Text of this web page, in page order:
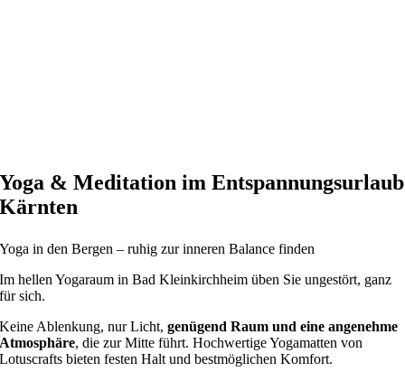
Yoga & Meditation im Entspannungsurlaub
Kärnten
Yoga in den Bergen – ruhig zur inneren Balance finden
Im hellen Yogaraum in Bad Kleinkirchheim üben Sie ungestört, ganz
für sich.
Keine Ablenkung, nur Licht,genügend Raum und eine angenehme
Atmosphäre, die zur Mitte führt. Hochwertige Yogamatten von
Lotuscrafts bieten festen Halt und bestmöglichen Komfort.